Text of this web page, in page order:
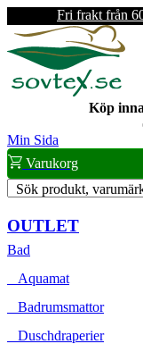
Fri frakt från
Köp
Min Sida
Varukorg
Sök produkt,
OUTLET
Bad
Aquamat
Badrumsmattor
Duschdraperier